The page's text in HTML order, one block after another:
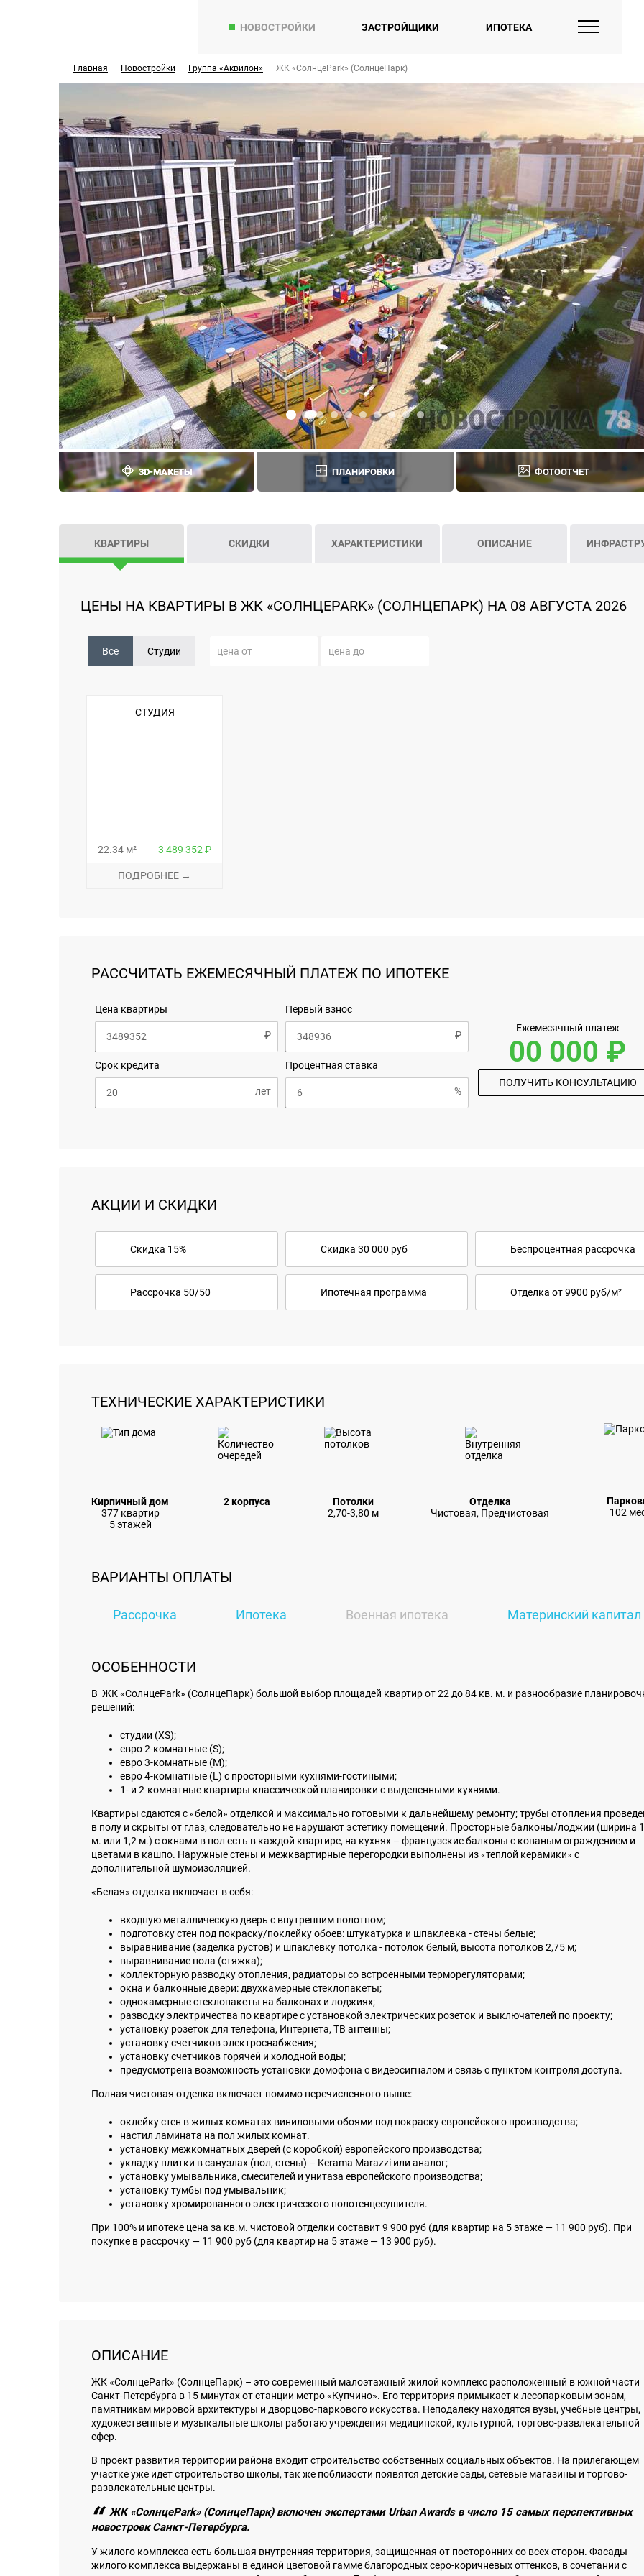
НОВОСТРОЙКИ ЗАСТРОЙЩИКИ ИПОТЕКА
Главная Новостройки Группа «Аквилон» ЖК «СолнцеPark» (СолнцеПарк)
3D-МАКЕТЫ ПЛАНИРОВКИ ФОТООТЧЕТ
КВАРТИРЫ СКИДКИ ХАРАКТЕРИСТИКИ ОПИСАНИЕ
ЦЕНЫ НА КВАРТИРЫ В ЖК «СОЛНЦЕPARK» (СОЛНЦЕПАРК) НА 08 АВГУСТА 2026
Все Студии
СТУДИЯ
22.34 м² 3 489 352 ₽
ПОДРОБНЕЕ →
РАССЧИТАТЬ ЕЖЕМЕСЯЧНЫЙ ПЛАТЕЖ ПО ИПОТЕКЕ
Цена квартиры
Срок кредита
Первый взнос
Процентная ставка
Ежемесячный платеж
00 000 ₽
ПОЛУЧИТЬ КОНСУЛЬТАЦИЮ
АКЦИИ И СКИДКИ
Скидка 15% Скидка 30 000 руб Беспроцентная рассрочка
Рассрочка 50/50 Ипотечная программа Отделка от 9900 руб/м²
ТЕХНИЧЕСКИЕ ХАРАКТЕРИСТИКИ
Кирпичный дом
377 квартир
5 этажей
2 корпуса
Потолки
2,70-3,80 м
Отделка
Чистовая, Предчистовая
102
ВАРИАНТЫ ОПЛАТЫ
Рассрочка Ипотека Военная ипотека Материнский капитал
ОСОБЕННОСТИ
В ЖК «СолнцеPark» (СолнцеПарк) большой выбор площадей квартир от 22 до 84 кв. м. и разнообразие
решений:
студии (XS);
евро 2-комнатные (S);
евро 3-комнатные (M);
евро 4-комнатные (L) с просторными кухнями-гостиными;
1- и 2-комнатные квартиры классической планировки с выделенными кухнями.
Квартиры сдаются с «белой» отделкой и максимально готовыми к дальнейшему ремонту; трубы отопления
в полу и скрыты от глаз, следовательно не нарушают эстетику помещений. Просторные балконы/лоджии (ширина
м. или 1,2 м.) с окнами в пол есть в каждой квартире, на кухнях – французские балконы с кованым ограждением и
цветами в кашпо. Наружные стены и межквартирные перегородки выполнены из «теплой керамики» с
дополнительной шумоизоляцией.
«Белая» отделка включает в себя:
входную металлическую дверь с внутренним полотном;
подготовку стен под покраску/поклейку обоев: штукатурка и шпаклевка - стены белые;
выравнивание (заделка рустов) и шпаклевку потолка - потолок белый, высота потолков 2,75 м;
выравнивание пола (стяжка);
коллекторную разводку отопления, радиаторы со встроенными терморегуляторами;
окна и балконные двери: двухкамерные стеклопакеты;
однокамерные стеклопакеты на балконах и лоджиях;
разводку электричества по квартире с установкой электрических розеток и выключателей по проекту;
установку розеток для телефона, Интернета, ТВ антенны;
установку счетчиков электроснабжения;
установку счетчиков горячей и холодной воды;
предусмотрена возможность установки домофона с видеосигналом и связь с пунктом контроля доступа.
Полная чистовая отделка включает помимо перечисленного выше:
оклейку стен в жилых комнатах виниловыми обоями под покраску европейского производства;
настил ламината на пол жилых комнат.
установку межкомнатных дверей (с коробкой) европейского производства;
укладку плитки в санузлах (пол, стены) – Kerama Marazzi или аналог;
установку умывальника, смесителей и унитаза европейского производства;
установку тумбы под умывальник;
установку хромированного электрического полотенцесушителя.
При 100% и ипотеке цена за кв.м. чистовой отделки составит 9 900 руб (для квартир на 5 этаже — 11 900 руб). При
покупке в рассрочку — 11 900 руб (для квартир на 5 этаже — 13 900 руб).
ОПИСАНИЕ
ЖК «СолнцеPark» (СолнцеПарк) – это современный малоэтажный жилой комплекс расположенный в южной части
Санкт-Петербурга в 15 минутах от станции метро «Купчино». Его территория примыкает к лесопарковым зонам,
памятникам мировой архитектуры и дворцово-паркового искусства. Неподалеку находятся вузы, учебные центры,
художественные и музыкальные школы работаю учреждения медицинской, культурной, торгово-развлекательной
сфер.
В проект развития территории района входит строительство собственных социальных объектов. На прилегающем
участке уже идет строительство школы, так же поблизости появятся детские сады, сетевые магазины и торгово-
развлекательные центры.
ЖК «СолнцеPark» (СолнцеПарк) включен экспертами Urban Awards в число 15 самых перспективных
новостроек Санкт-Петербурга.
У жилого комплекса есть большая внутренняя территория, защищенная от посторонних со всех сторон. Фасады
жилого комплекса выдержаны в единой цветовой гамме благородных серо-коричневых оттенков, в сочетании с